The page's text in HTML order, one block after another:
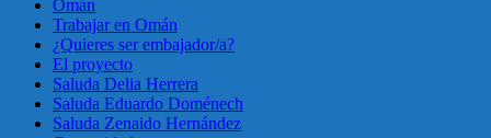
Omán
Trabajar en Omán
¿Quieres ser embajador/a?
El proyecto
Saluda Delia Herrera
Saluda Eduardo Doménech
Saluda Zenaido Hernández